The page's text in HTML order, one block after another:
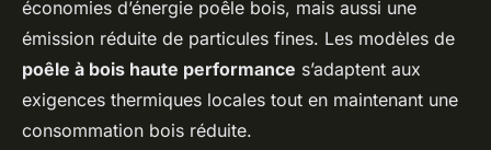
économies d’énergie poêle bois, mais aussi une
émission réduite de particules fines. Les modèles de
poêle à bois haute performance s’adaptent aux
exigences thermiques locales tout en maintenant une
consommation bois réduite.